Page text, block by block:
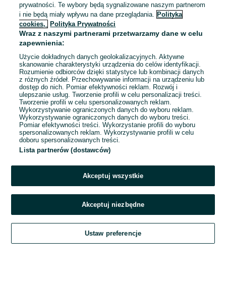
Nowy Targ
07 sierpnia 2026
XXXL / 46
25 zł
29,38 zł z Pakietem
Ochronnym
Nowy Targ
07 sierpnia 2026
XXL / 44 Szary
1 2 3
Szukaj Obserwujesz Dodaj Czat Konto
prywatności. Te wybory będą sygnalizowane naszym partnerom
i nie będą miały wpływu na dane przeglądania. Polityka
cookies,
Polityka Prywatności
Wraz z naszymi partnerami przetwarzamy dane w celu
zapewnienia:
Użycie dokładnych danych geolokalizacyjnych. Aktywne
skanowanie charakterystyki urządzenia do celów identyfikacji.
Rozumienie odbiorców dzięki statystyce lub kombinacji danych
z różnych źródeł. Przechowywanie informacji na urządzeniu lub
dostęp do nich. Pomiar efektywności reklam. Rozwój i
ulepszanie usług. Tworzenie profili w celu personalizacji treści.
Tworzenie profili w celu spersonalizowanych reklam.
Wykorzystywanie ograniczonych danych do wyboru reklam.
Wykorzystywanie ograniczonych danych do wyboru treści.
Pomiar efektywności treści. Wykorzystanie profili do wyboru
spersonalizowanych reklam. Wykorzystywanie profili w celu
doboru spersonalizowanych treści.
Lista partnerów (dostawców)
Akceptuj wszystkie
Akceptuj niezbędne
Ustaw preferencje